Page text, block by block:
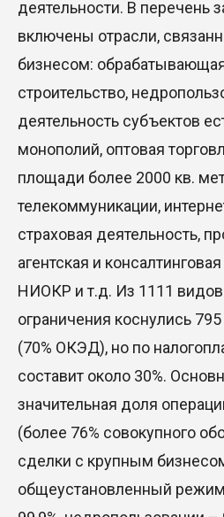
деятельности. В перечень
включены отрасли,
бизнесом:
строительство,
деятельность субъектов
монополий, оптовая
площади более 2000 кв.
телекоммуникации,
страховая деятельность,
агентская и
НИОКР и т.д. Из 1111
ограничения коснулись
(70% ОКЭД), но по
составит около 30%.
значительная доля
(более 76% совокупного
сделки с крупным
общеустановленный